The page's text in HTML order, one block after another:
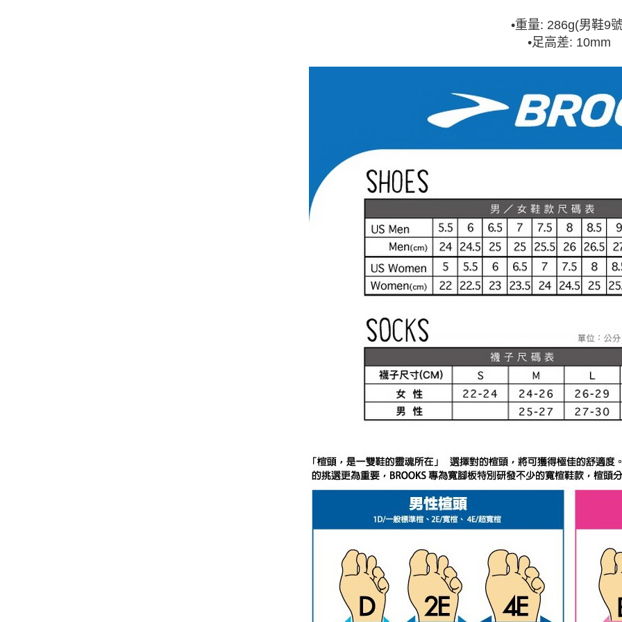
•重量: 286g(男鞋9
•足高差: 10mm